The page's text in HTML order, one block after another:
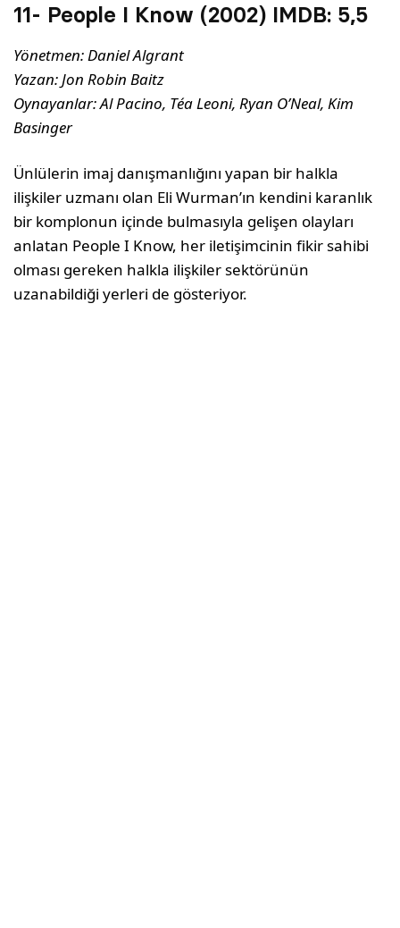
11- People I Know (2002) IMDB: 5,5
Yönetmen: Daniel Algrant
Yazan: Jon Robin Baitz
Oynayanlar: Al Pacino, Téa Leoni, Ryan O’Neal, Kim
Basinger
Ünlülerin imaj danışmanlığını yapan bir halkla
ilişkiler uzmanı olan Eli Wurman’ın kendini karanlık
bir komplonun içinde bulmasıyla gelişen olayları
anlatan People I Know, her iletişimcinin fikir sahibi
olması gereken halkla ilişkiler sektörünün
uzanabildiği yerleri de gösteriyor.